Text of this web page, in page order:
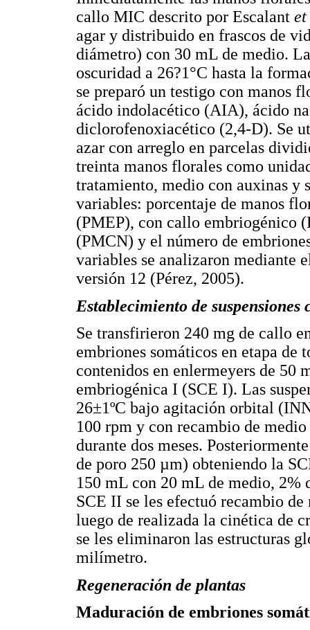
callo MIC descrito por Escalant
agar y distribuido en frascos de
diámetro) con 30 mL de medio.
oscuridad a 26?1°C hasta la
se preparó un testigo con manos
ácido indolacético (AIA), ácido
diclorofenoxiacético (2,4-D). Se
azar con arreglo en parcelas
treinta manos florales como
tratamiento, medio con auxinas y
variables: porcentaje de manos
(PMEP), con callo embriogénico
(PMCN) y el número de
variables se analizaron mediante
versión 12 (Pérez, 2005).
Establecimiento de
Se transfirieron 240 mg de callo
embriones somáticos en etapa
contenidos en enlermeyers de 50
embriogénica I (SCE I). Las
26±1ºC bajo agitación orbital
100 rpm y con recambio de
durante dos meses.
de poro 250 µm) obteniendo la
150 mL con 20 mL de medio, 2%
SCE II se les efectuó recambio
luego de realizada la cinética de
se les eliminaron las estructuras
milímetro.
Regeneración de plantas
Maduración de embriones